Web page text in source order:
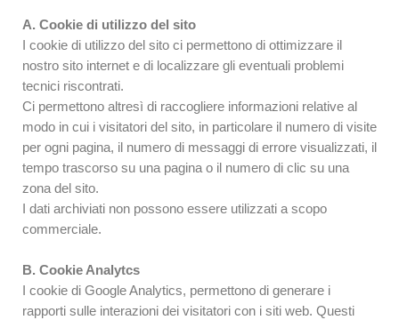
A. Cookie di utilizzo del sito
I cookie di utilizzo del sito ci permettono di ottimizzare il
nostro sito internet e di localizzare gli eventuali problemi
tecnici riscontrati.
Ci permettono altresì di raccogliere informazioni relative al
modo in cui i visitatori del sito, in particolare il numero di visite
per ogni pagina, il numero di messaggi di errore visualizzati, il
tempo trascorso su una pagina o il numero di clic su una
zona del sito.
I dati archiviati non possono essere utilizzati a scopo
commerciale.
B. Cookie Analytcs
I cookie di Google Analytics, permettono di generare i
rapporti sulle interazioni dei visitatori con i siti web. Questi